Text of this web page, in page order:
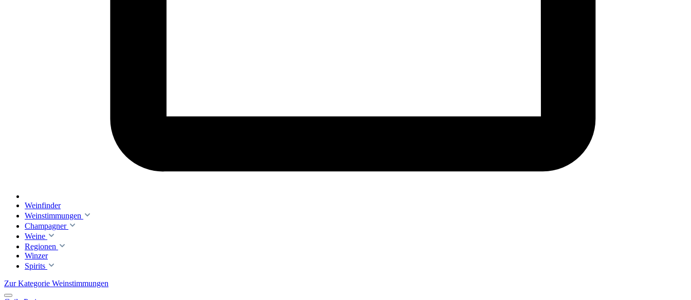
Weinfinder
Weinstimmungen
Champagner
Weine
Regionen
Winzer
Spirits
Zur Kategorie Weinstimmungen